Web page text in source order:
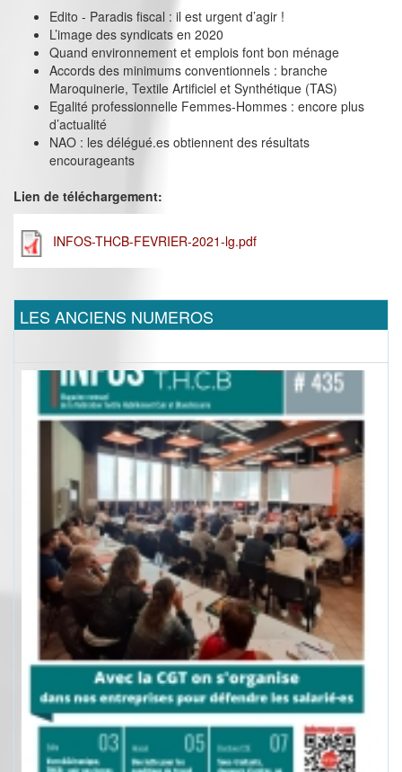
Edito - Paradis fiscal : il est urgent d’agir !
L’image des syndicats en 2020
Quand environnement et emplois font bon ménage
Accords des minimums conventionnels : branche
Maroquinerie, Textile Artificiel et Synthétique (TAS)
Egalité professionnelle Femmes-Hommes : encore plus
d’actualité
NAO : les délégué.es obtiennent des résultats
encourageants
Lien de téléchargement:
INFOS-THCB-FEVRIER-2021-lg.pdf
LES ANCIENS NUMEROS